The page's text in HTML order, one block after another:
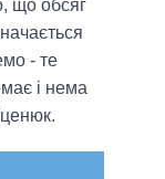
що обсяг
- те
і нема